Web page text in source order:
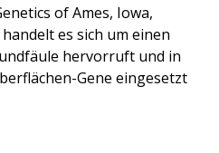
of Ames, Iowa,
es sich um einen
hervorruft und in
Gene eingesetzt